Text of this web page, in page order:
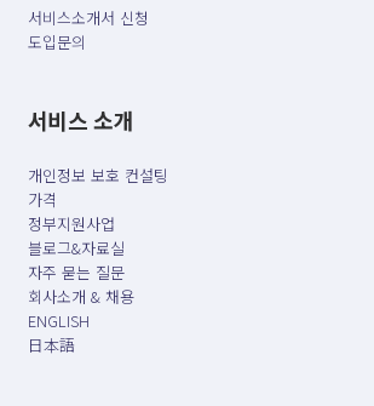
서비스소개서 신청
도입문의
서비스 소개
개인정보 보호 컨설팅
가격
정부지원사업
블로그&자료실
자주 묻는 질문
회사소개 & 채용
ENGLISH
日本語